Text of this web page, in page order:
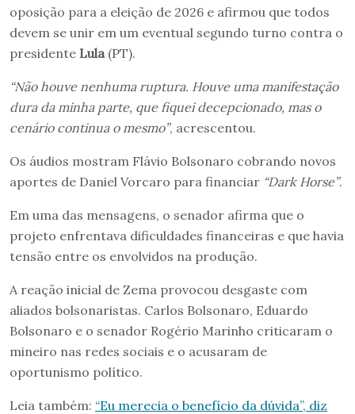
oposição para a eleição de 2026 e afirmou que todos
devem se unir em um eventual segundo turno contra o
presidente Lula (PT).
“Não houve nenhuma ruptura. Houve uma manifestação
dura da minha parte, que fiquei decepcionado, mas o
cenário continua o mesmo”, acrescentou.
Os áudios mostram Flávio Bolsonaro cobrando novos
aportes de Daniel Vorcaro para financiar “Dark Horse”.
Em uma das mensagens, o senador afirma que o
projeto enfrentava dificuldades financeiras e que havia
tensão entre os envolvidos na produção.
A reação inicial de Zema provocou desgaste com
aliados bolsonaristas. Carlos Bolsonaro, Eduardo
Bolsonaro e o senador Rogério Marinho criticaram o
mineiro nas redes sociais e o acusaram de
oportunismo político.
Leia também: “Eu merecia o benefício da dúvida”, diz